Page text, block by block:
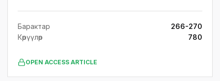
Барактар
266-270
Көрүүлөр
780
OPEN ACCESS ARTICLE